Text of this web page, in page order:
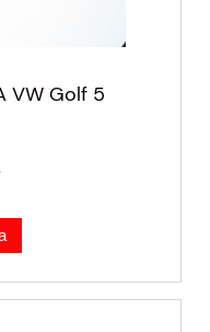
VW Golf 5